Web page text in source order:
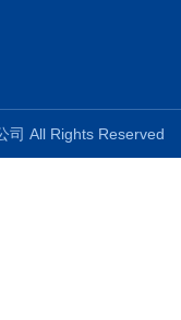
公司 All Rights